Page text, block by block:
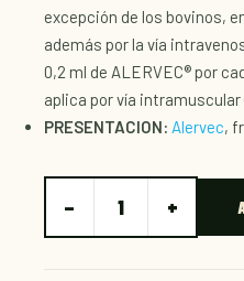
excepción de los bovinos,
además por la vía
0,2 ml de ALERVEC® por
aplica por vía intramuscular
PRESENTACION: Alervec,
− 1 +